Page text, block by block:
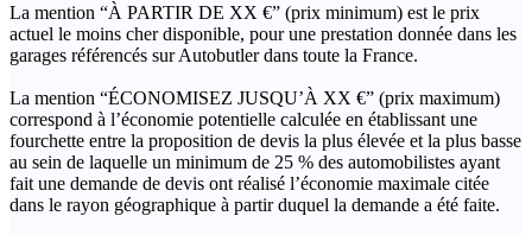
La mention “À PARTIR DE XX €” (prix minimum) est le prix
actuel le moins cher disponible, pour une prestation donnée dans les
garages référencés sur Autobutler dans toute la France.
La mention “ÉCONOMISEZ JUSQU’À XX €” (prix maximum)
correspond à l’économie potentielle calculée en établissant une
fourchette entre la proposition de devis la plus élevée et la plus basse
au sein de laquelle un minimum de 25 % des automobilistes ayant
fait une demande de devis ont réalisé l’économie maximale citée
dans le rayon géographique à partir duquel la demande a été faite.